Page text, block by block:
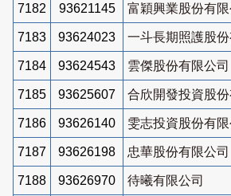
7182 93621145 富穎興業股份有限
7183 93624023 一斗長期照護股份
7184 93624543 雲傑股份有限公司
7185 93625607 合欣開發投資股份
7186 93626140 雯志投資股份有限
7187 93626198 忠華股份有限公司
7188 93626970 待曦有限公司